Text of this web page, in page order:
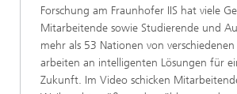
Forschung am Fraunhofer IIS hat viele
Mitarbeitende sowie Studierende und
mehr als 53 Nationen von
arbeiten an intelligenten Lösungen für
Zukunft. Im Video schicken